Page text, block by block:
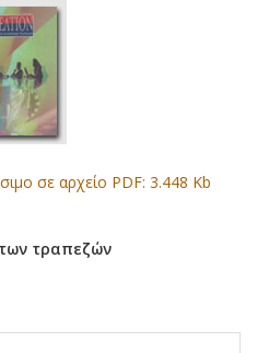
σε αρχείο PDF: 3.448 Kb
τραπεζών